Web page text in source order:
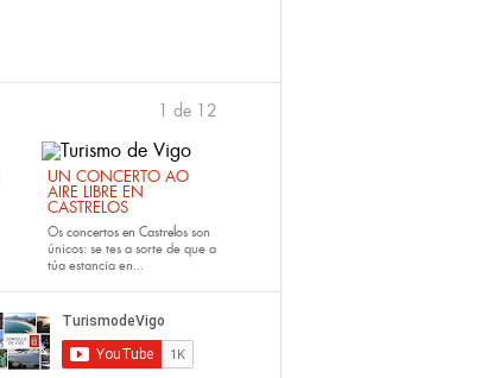
UN CONCERTO AO
AIRE LIBRE EN
CASTRELOS
Os concertos en Castrelos son
únicos: se tes a sorte de que a
túa estancia en...
1 de 12